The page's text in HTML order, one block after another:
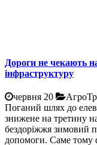
Дороги не чекають
інфраструктуру
червня 20
Поганий шлях до
знижене на третину
бездоріжжя зимовий
допомоги. Саме тому